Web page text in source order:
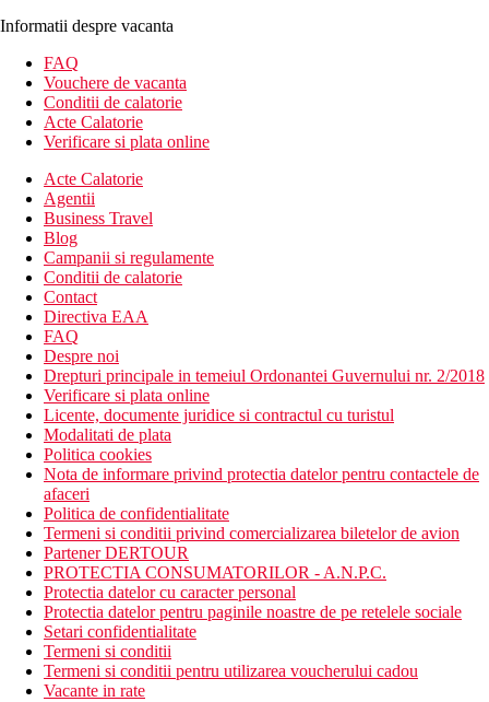
Informatii despre vacanta
FAQ
Vouchere de vacanta
Conditii de calatorie
Acte Calatorie
Verificare si plata online
Acte Calatorie
Agentii
Business Travel
Blog
Campanii si regulamente
Conditii de calatorie
Contact
Directiva EAA
FAQ
Despre noi
Drepturi principale in temeiul Ordonantei Guvernului nr. 2/2018
Verificare si plata online
Licente, documente juridice si contractul cu turistul
Modalitati de plata
Politica cookies
Nota de informare privind protectia datelor pentru contactele de
afaceri
Politica de confidentialitate
Termeni si conditii privind comercializarea biletelor de avion
Partener DERTOUR
PROTECTIA CONSUMATORILOR - A.N.P.C.
Protectia datelor cu caracter personal
Protectia datelor pentru paginile noastre de pe retelele sociale
Setari confidentialitate
Termeni si conditii
Termeni si conditii pentru utilizarea voucherului cadou
Vacante in rate